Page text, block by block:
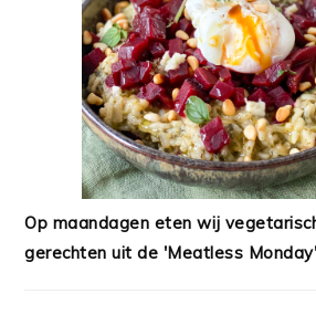
Op maandagen eten wij
gerechten uit de 'Meatless